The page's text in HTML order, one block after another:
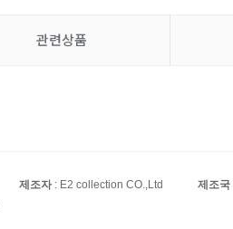
관련상품
제조자: E2 collection CO.,Ltd 제조국